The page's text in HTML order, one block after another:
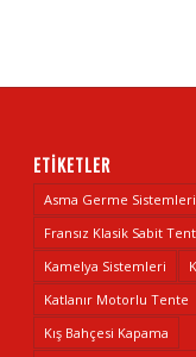
ETIKETLER
Asma Germe Sistemleri
Fransız Klasik Sabit
Kamelya Sistemleri
Katlanır Motorlu Tente
Kış Bahçesi Kapama